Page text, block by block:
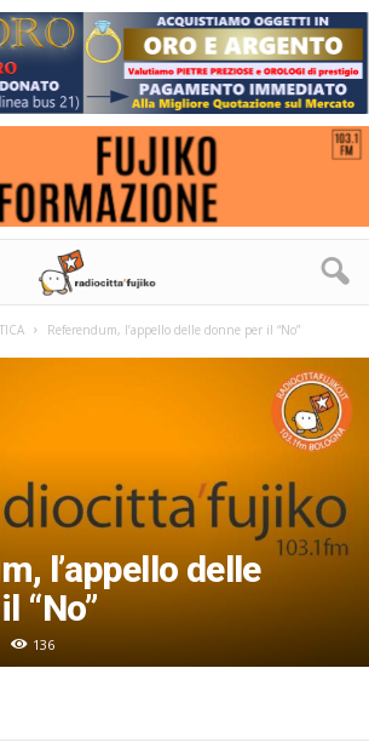
Referendum, l’appello delle donne per il “No”
l’appello delle
“No”
136